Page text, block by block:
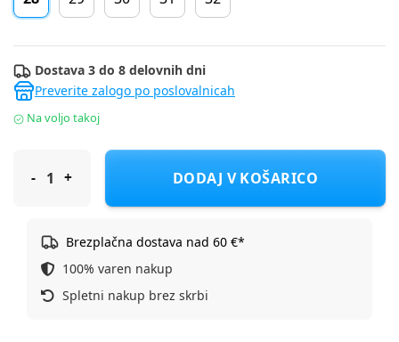
Dostava 3 do 8 delovnih dni
Preverite zalogo po poslovalnicah
Na voljo takoj
Adidas športni copat IE8580 RUNFALCON 5 EL C D black/pink
DODAJ V KOŠARICO
Brezplačna dostava nad 60 €*
100% varen nakup
Spletni nakup brez skrbi